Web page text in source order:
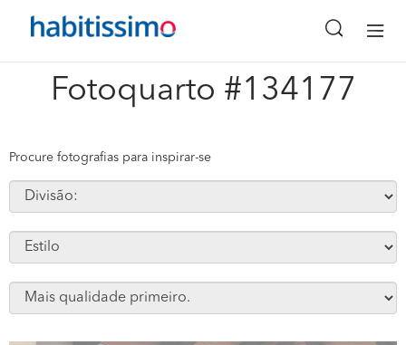
Fotoquarto #134177
x
Procure fotografias para inspirar-se